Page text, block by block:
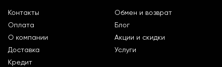
Контакты
Оплата
О компании
Доставка
Кредит
Обмен и возврат
Блог
Акции и скидки
Услуги